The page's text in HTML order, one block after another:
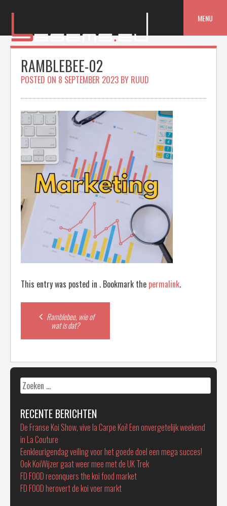
MENU
RAMBLEBEE-02
POSTED ON 8 SEPTEMBER 2023 BY RUUD
This entry was posted in . Bookmark the permalink.
Post
navigation
Ramblebee, wie of
wat is dat?
Zoeken
naar:
RECENTE BERICHTEN
De Franse Koi Show, vive la Carpe Koï! Een onvergetelijk weekend
in La Couture
Eenkleurigendag veiling voor het goede doel een mega succes!
Ook KoiWijzer gaat weer mee met de UK Trek
FD FOOD reconquers the koi food market
FD FOOD herovert de koi voer markt